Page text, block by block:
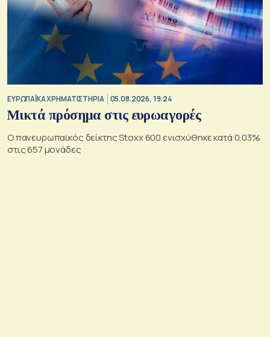
ΕΥΡΩΠΑΪΚΑ ΧΡΗΜΑΤΙΣΤΗΡΙΑ 05.08.2026, 19:24
Μικτά πρόσημα στις ευρωαγορές
Ο πανευρωπαϊκός δείκτης Stoxx 600 ενισχύθηκε κατά 0,03%
στις 657 μονάδες